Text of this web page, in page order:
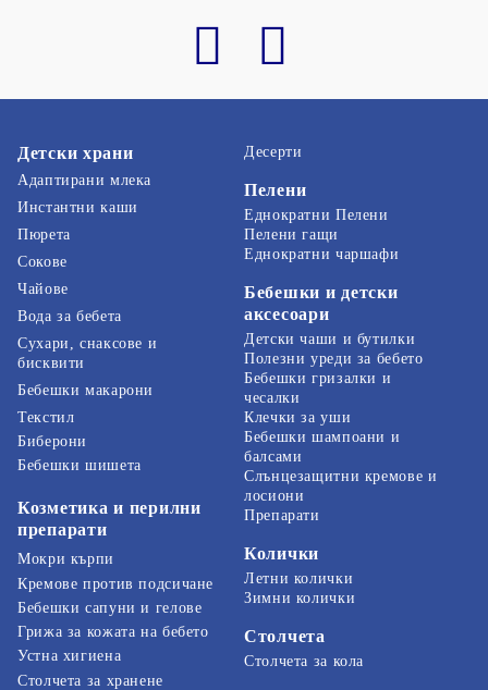
Детски храни
Адаптирани млека
Инстантни каши
Пюрета
Сокове
Чайове
Вода за бебета
Сухари, снаксове и
бисквити
Бебешки макарони
Десерти
Пелени
Еднократни Пелени
Пелени гащи
Еднократни чаршафи
Бебешки и детски
аксесоари
Детски чаши и бутилки
Полезни уреди за бебето
Бебешки гризалки и
чесалки
Текстил
Биберони
Бебешки шишета
Козметика и перилни
препарати
Мокри кърпи
Кремове против подсичане
Бебешки сапуни и гелове
Грижа за кожата на бебето
Устна хигиена
Клечки за уши
Бебешки шампоани и
балсами
Слънцезащитни кремове и
лосиони
Препарати
Колички
Летни колички
Зимни колички
Столчета
Столчета за кола
Столчета за хранене